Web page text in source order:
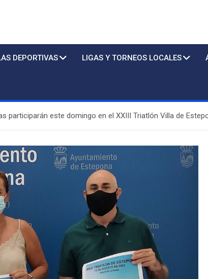
DEPORTIVAS LIGAS Y TORNEOS LOCALES
participarán este domingo en el XXIII Triatlón Villa de
EDM